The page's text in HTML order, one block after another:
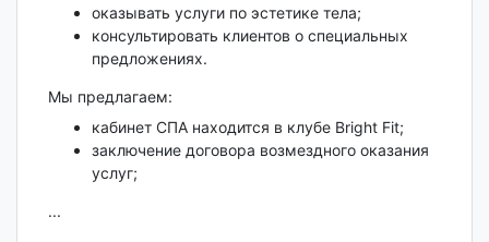
оказывать услуги по эстетике тела;
консультировать клиентов о специальных
предложениях.
Мы предлагаем:
кабинет СПА находится в клубе Bright Fit;
заключение договора возмездного оказания
услуг;
...